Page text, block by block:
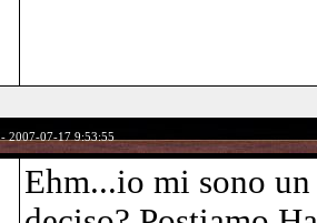
2007-07-17 9:53:55
Ehm...io mi sono